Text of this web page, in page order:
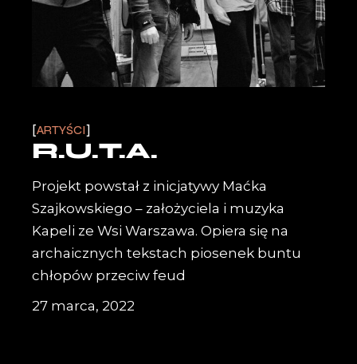
ARTYŚCI
R.U.T.A.
Projekt powstał z inicjatywy Maćka
Szajkowskiego – założyciela i muzyka
Kapeli ze Wsi Warszawa. Opiera się na
archaicznych tekstach piosenek buntu
chłopów przeciw feud
27 marca, 2022